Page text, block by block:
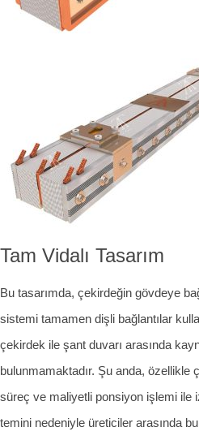
Tam Vidalı Tasarım
Bu tasarımda, çekirdeğin gövdeye
sistemi tamamen dişli bağlantılar
çekirdek ile şant duvarı arasında
bulunmamaktadır. Şu anda, özellikle
süreç ve maliyetli ponsiyon işlemi ile
temini nedeniyle üreticiler arasında